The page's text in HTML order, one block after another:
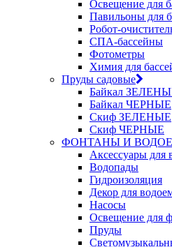
Освещение для
Павильоны для
Робот-
СПА-бассейны
Фотометры
Химия для
Пруды садовые
Байкал
Байкал ЧЕРНЫЕ
Скиф ЗЕЛЕНЫЕ
Скиф ЧЕРНЫЕ
ФОНТАНЫ И
Аксессуары для
Водопады
Гидроизоляция
Декор для
Насосы
Освещение для
Пруды